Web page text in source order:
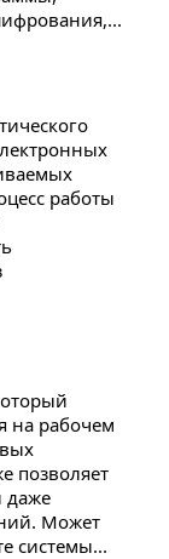
работы
на рабочем
позволяет
даже
Может
системы...